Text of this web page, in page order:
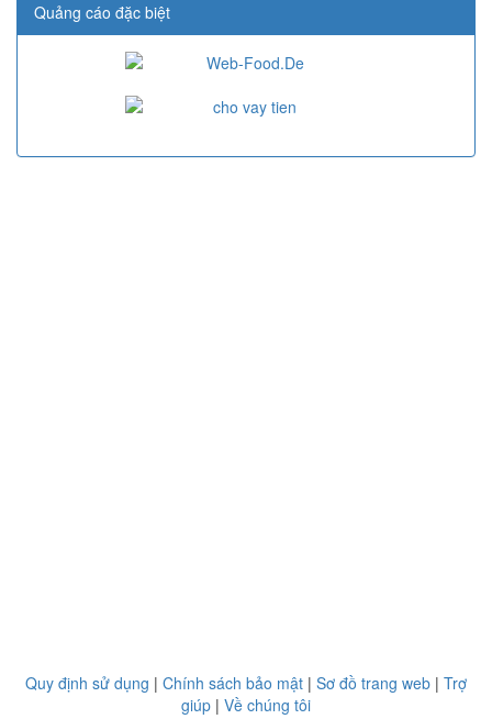
Quảng cáo đặc biệt
Quy định sử dụng | Chính sách bảo mật | Sơ đồ trang web | Trợ
giúp | Về chúng tôi